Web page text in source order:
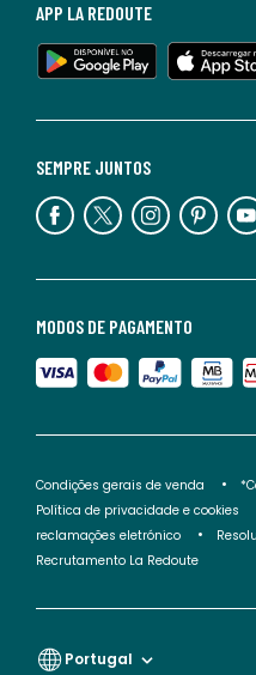
MODOS DE PAGAMENTO
SEMPRE JUNTOS
APP LA REDOUTE
Condições gerais de venda
Política de privacidade e cookies
reclamações eletrónico
Recrutamento La Redoute
Portugal